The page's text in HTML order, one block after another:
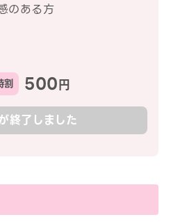
のある方
割 500円
終了しました